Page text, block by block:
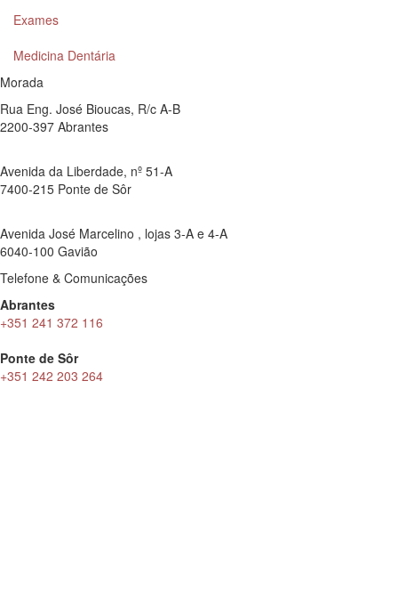
Exames
Medicina Dentária
Morada
Rua Eng. José Bioucas, R/c A-B
2200-397 Abrantes
Avenida da Liberdade, nº 51-A
7400-215 Ponte de Sôr
Avenida José Marcelino , lojas 3-A e 4-A
6040-100 Gavião
Telefone & Comunicações
Abrantes
+351 241 372 116
Ponte de Sôr
+351 242 203 264